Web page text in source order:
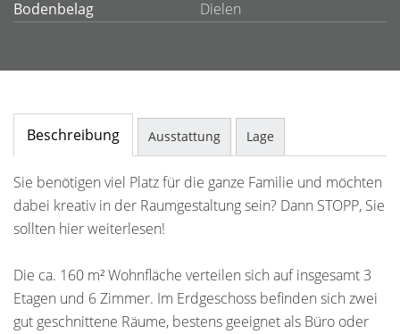
Bodenbelag
Dielen
Beschreibung Ausstattung Lage
Sie benötigen viel Platz für die ganze Familie und möchten
dabei kreativ in der Raumgestaltung sein? Dann STOPP, Sie
sollten hier weiterlesen!
Die ca. 160 m² Wohnfläche verteilen sich auf insgesamt 3
Etagen und 6 Zimmer. Im Erdgeschoss befinden sich zwei
gut geschnittene Räume, bestens geeignet als Büro oder